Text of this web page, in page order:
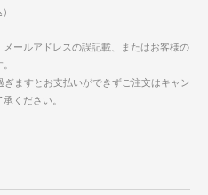
ールアドレスの誤記載、またはお客様の
ますとお支払いができずご注文はキャン
ください。